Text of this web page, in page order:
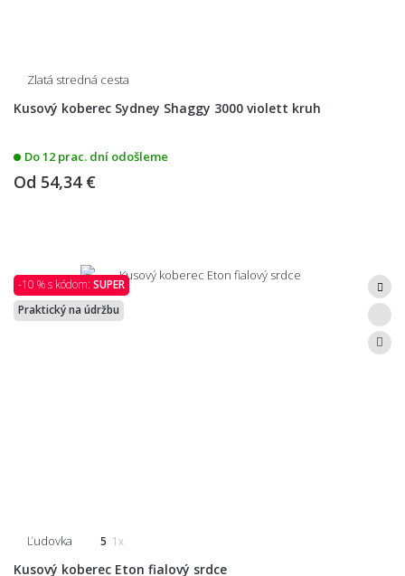
Zlatá stredná cesta
Kusový koberec Sydney Shaggy 3000 violett kruh
Do 12 prac. dní odošleme
Od 54,34 €
-10 % s kódom: SUPER
Praktický na údržbu
Ľudovka 5 1x
Kusový koberec Eton fialový srdce